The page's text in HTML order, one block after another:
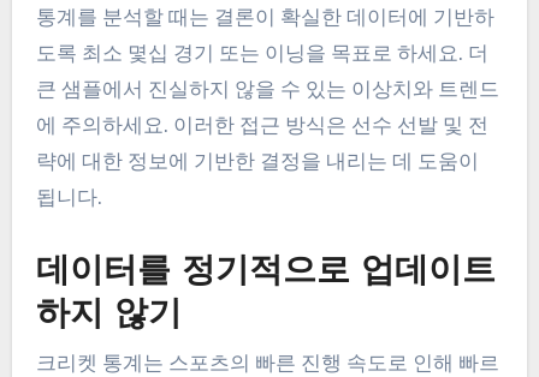
통계를 분석할 때는 결론이 확실한 데이터에 기반하
도록 최소 몇십 경기 또는 이닝을 목표로 하세요. 더
큰 샘플에서 진실하지 않을 수 있는 이상치와 트렌드
에 주의하세요. 이러한 접근 방식은 선수 선발 및 전
략에 대한 정보에 기반한 결정을 내리는 데 도움이
됩니다.
데이터를 정기적으로 업데이트
하지 않기
크리켓 통계는 스포츠의 빠른 진행 속도로 인해 빠르